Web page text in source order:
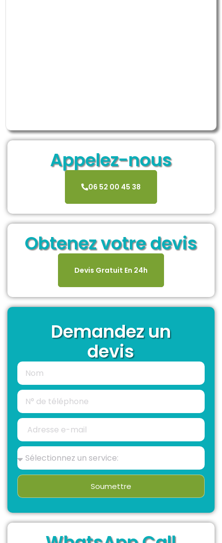
Appelez-nous
06 52 00 45 38
Obtenez votre devis
Devis Gratuit En 24h
Demandez un
devis
Soumettre